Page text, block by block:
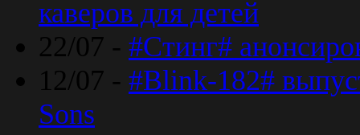
каверов для детей
22/07 - #Стинг#
12/07 - #Blink-182#
Sons